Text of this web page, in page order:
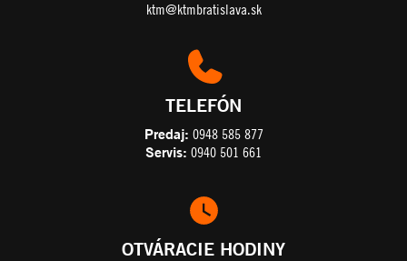
ktm@ktmbratislava.sk
TELEFÓN
Predaj: 0948 585 877
Servis: 0940 501 661
OTVÁRACIE HODINY